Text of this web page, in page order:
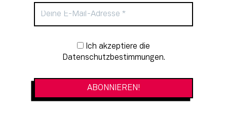
Newsletter-Anmeldung
Datenschutzbestimmungen.